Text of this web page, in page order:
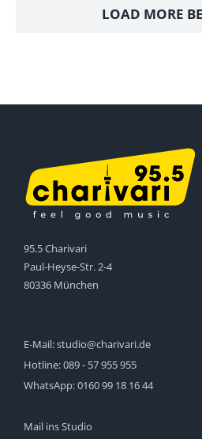
LOAD MORE
95.5 Charivari
Paul-Heyse-Str. 2-4
80336 München
E-Mail:studio@charivari.de
Hotline:089 - 57 955 955
WhatsApp:0160 99 18 16 44
Mail ins Studio